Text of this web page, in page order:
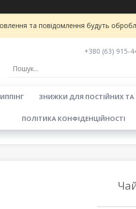
та повідомлення будуть
+380 (63) 915-
ЗНИЖКИ ДЛЯ ПОСТІЙНИХ
ПОЛІТИКА КОНФІДЕНЦІЙНОСТІ